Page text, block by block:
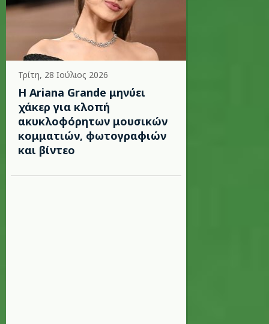
Τρίτη, 28 Ιούλιος 2026
Η Ariana Grande μηνύει
χάκερ για κλοπή
ακυκλοφόρητων μουσικών
κομματιών, φωτογραφιών
και βίντεο